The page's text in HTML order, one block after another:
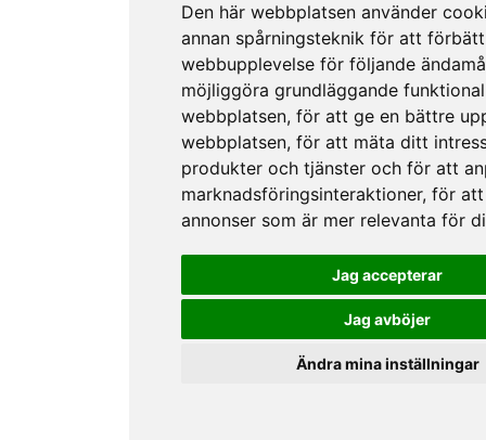
Den här webbplatsen använder
annan spårningsteknik för att
webbupplevelse för följande
möjliggöra grundläggande
webbplatsen, för att ge en bättre
webbplatsen, för att mäta ditt
produkter och tjänster och för att
marknadsföringsinteraktioner, för att
annonser som är mer relevanta för
Jag accepterar
Jag avböjer
Ändra mina inställningar